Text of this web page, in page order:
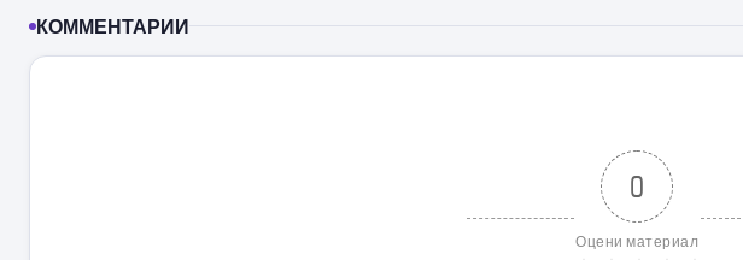
КОММЕНТАРИИ
0
Оцени материал